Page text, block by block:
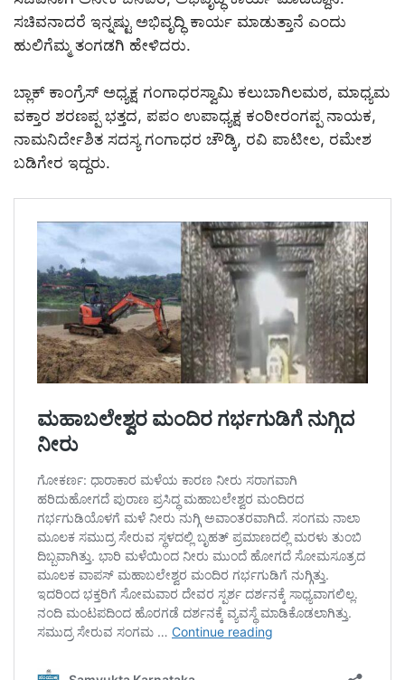
ಸಚಿವನಾದರೆ ಇನ್ನಷ್ಟು ಅಭಿವೃದ್ಧಿ ಕಾರ್ಯ ಮಾಡುತ್ತಾನೆ ಎಂದು
ಹುಲಿಗೆಮ್ಮ ತಂಗಡಗಿ ಹೇಳಿದರು.
ಬ್ಲಾಕ್ ಕಾಂಗ್ರೆಸ್ ಅಧ್ಯಕ್ಷ ಗಂಗಾಧರಸ್ವಾಮಿ ಕಲುಬಾಗಿಲಮಠ, ಮಾಧ್ಯಮ
ವಕ್ತಾರ ಶರಣಪ್ಪ ಭತ್ತದ, ಪಪಂ ಉಪಾಧ್ಯಕ್ಷ ಕಂಠೀರಂಗಪ್ಪ ನಾಯಕ,
ನಾಮನಿರ್ದೇಶಿತ ಸದಸ್ಯ ಗಂಗಾಧರ ಚೌಡ್ಕಿ, ರವಿ ಪಾಟೀಲ, ರಮೇಶ
ಬಡಿಗೇರ ಇದ್ದರು.